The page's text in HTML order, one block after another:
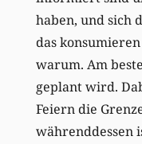
haben, und sich
das
warum. Am
geplant wird.
Feiern die
währenddessen